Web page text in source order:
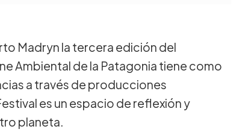
Madryn la tercera edición del
Ambiental de la Patagonia tiene como
a través de producciones
es un espacio de reflexión y
planeta.